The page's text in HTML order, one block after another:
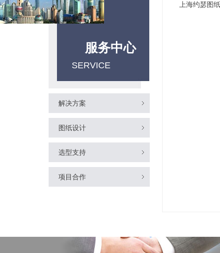
服务中心
SERVICE
解决方案
图纸设计
选型支持
项目合作
上海约瑟图